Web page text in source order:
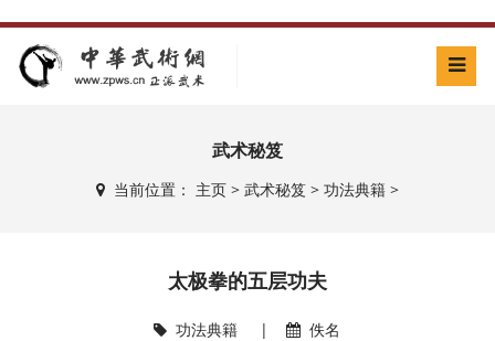
武术秘笈
当前位置： 主页> 武术秘笈> 功法典籍>
太极拳的五层功夫
功法典籍 | 佚名